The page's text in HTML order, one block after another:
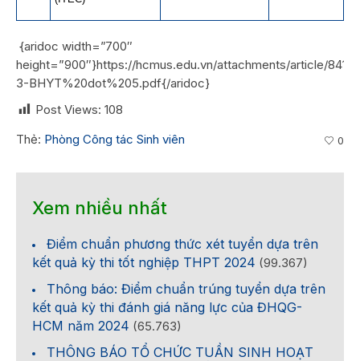
{aridoc width=”700″
height=”900″}https://hcmus.edu.vn/attachments/article/841/
3-BHYT%20dot%205.pdf{/aridoc}
Post Views: 108
Thẻ: Phòng Công tác Sinh viên 0
Xem nhiều nhất
Điểm chuẩn phương thức xét tuyển dựa trên
kết quả kỳ thi tốt nghiệp THPT 2024 (99.367)
Thông báo: Điểm chuẩn trúng tuyển dựa trên
kết quả kỳ thi đánh giá năng lực của ĐHQG-
HCM năm 2024 (65.763)
THÔNG BÁO TỔ CHỨC TUẦN SINH HOẠT